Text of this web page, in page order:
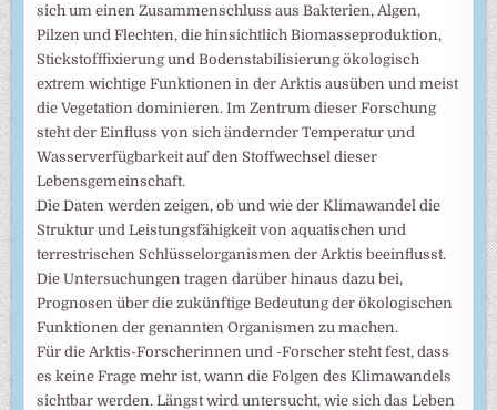
sich um einen Zusammenschluss aus Bakterien, Algen,
Pilzen und Flechten, die hinsichtlich Biomasseproduktion,
Stickstofffixierung und Bodenstabilisierung ökologisch
extrem wichtige Funktionen in der Arktis ausüben und meist
die Vegetation dominieren. Im Zentrum dieser Forschung
steht der Einfluss von sich ändernder Temperatur und
Wasserverfügbarkeit auf den Stoffwechsel dieser
Lebensgemeinschaft.
Die Daten werden zeigen, ob und wie der Klimawandel die
Struktur und Leistungsfähigkeit von aquatischen und
terrestrischen Schlüsselorganismen der Arktis beeinflusst.
Die Untersuchungen tragen darüber hinaus dazu bei,
Prognosen über die zukünftige Bedeutung der ökologischen
Funktionen der genannten Organismen zu machen.
Für die Arktis-Forscherinnen und -Forscher steht fest, dass
es keine Frage mehr ist, wann die Folgen des Klimawandels
sichtbar werden. Längst wird untersucht, wie sich das Leben